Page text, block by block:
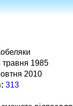
травня 1985
2010
313